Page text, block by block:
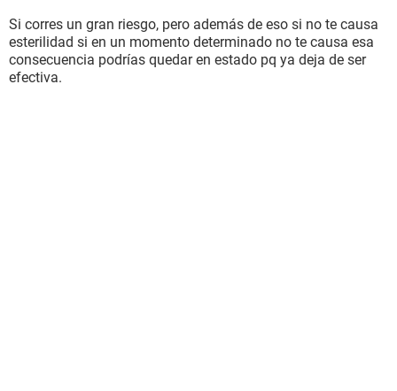
Si corres un gran riesgo, pero además de eso si no te causa
esterilidad si en un momento determinado no te causa esa
consecuencia podrías quedar en estado pq ya deja de ser
efectiva.